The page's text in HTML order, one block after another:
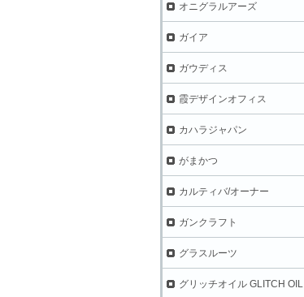
オニグラルアーズ
ガイア
ガウディス
霞デザインオフィス
カハラジャパン
がまかつ
カルティバ/オーナー
ガンクラフト
グラスルーツ
グリッチオイル GLITCH OIL